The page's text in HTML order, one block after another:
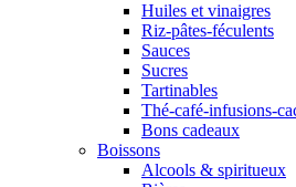
Huiles et vinaigres
Riz-pâtes-féculents
Sauces
Sucres
Tartinables
Thé-café-infusions-
Bons cadeaux
Boissons
Alcools & spiritueux